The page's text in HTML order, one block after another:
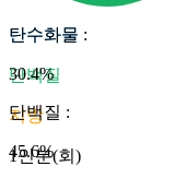
탄수화물
단백질
지방
1인분(회)
탄수화물 :
30.4%
단백질 :
45.6%